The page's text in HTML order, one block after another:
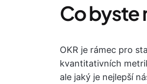
Co byste
OKR je rámec pro
kvantitativních
ale jaký je nejlepší